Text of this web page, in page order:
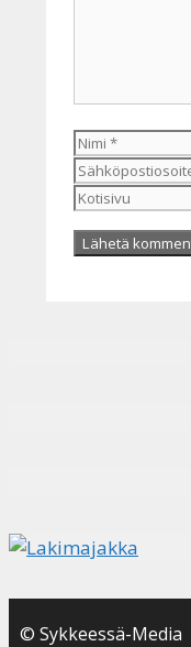
Nimi
© Sykkeessä-Media